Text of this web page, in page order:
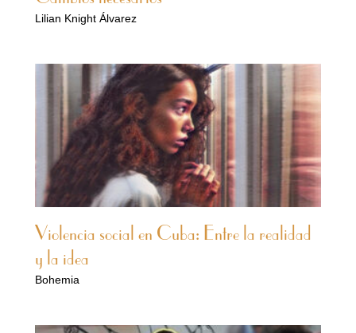
Lilian Knight Álvarez
Violencia social en Cuba: Entre la realidad
y la idea
Bohemia